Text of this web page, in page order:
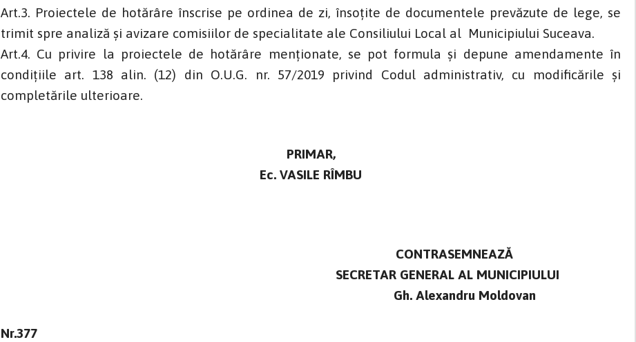
Art.3. Proiectele de hotărâre înscrise pe ordinea de zi, însoţite de documentele prevăzute de lege, se
trimit spre analiză și avizare comisiilor de specialitate ale Consiliului Local al Municipiului Suceava.
Art.4. Cu privire la proiectele de hotărâre menţionate, se pot formula şi depune amendamente în
condiţiile art. 138 alin. (12) din O.U.G. nr. 57/2019 privind Codul administrativ, cu modificările și
completările ulterioare.
PRIMAR,
Ec. VASILE RÎMBU
CONTRASEMNEAZĂ
SECRETAR GENERAL AL MUNICIPIULUI
Gh. Alexandru Moldovan
Nr.377